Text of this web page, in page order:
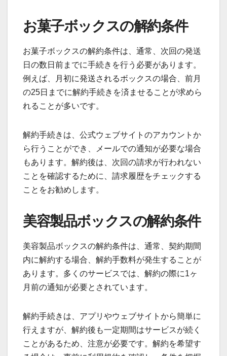
お菓子ボックスの解約条件
お菓子ボックスの解約条件は、通常、次回の発送
日の数日前までに手続きを行う必要があります。
例えば、月初に発送されるボックスの場合、前月
の25日までに解約手続きを済ませることが求めら
れることが多いです。
解約手続きは、公式ウェブサイトのアカウントか
ら行うことができ、メールでの通知が必要な場合
もあります。解約後は、次回の請求が行われない
ことを確認するために、請求履歴をチェックする
ことをお勧めします。
美容製品ボックスの解約条件
美容製品ボックスの解約条件は、通常、契約期間
内に解約する場合、解約手数料が発生することが
あります。多くのサービスでは、解約の際に1ヶ
月前の通知が必要とされています。
解約手続きは、アプリやウェブサイトから簡単に
行えますが、解約後も一定期間はサービスが続く
ことがあるため、注意が必要です。解約を希望す